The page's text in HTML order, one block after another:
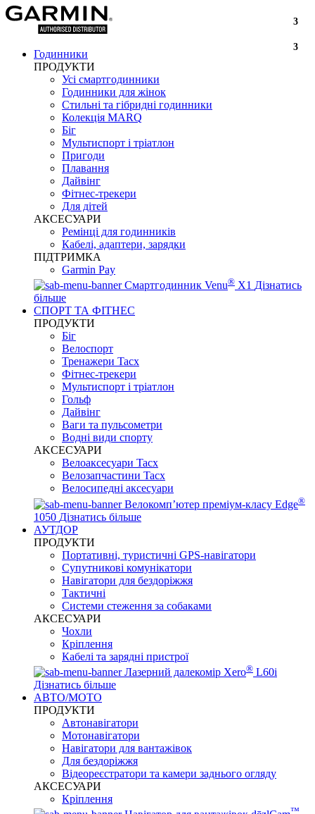
Годинники
ПРОДУКТИ
Усі смартгодинники
Годинники для жінок
Стильні та гібридні годинники
Колекція MARQ
Біг
Мультиспорт і тріатлон
Пригоди
Плавання
Дайвінг
Фітнес-трекери
Для дітей
АКСЕСУАРИ
Ремінці для годинників
Кабелі, адаптери, зарядки
ПІДТРИМКА
Garmin Pay
Смартгодинник Venu® X1 Дізнатись
більше
СПОРТ ТА ФІТНЕС
ПРОДУКТИ
Біг
Велоспорт
Тренажери Tacx
Фітнес-трекери
Мультиспорт і тріатлон
Гольф
Дайвінг
Ваги та пульсометри
Водні види спорту
AKCЕСУАРИ
Велоаксесуари Tacx
Велозапчастини Tacx
Велосипедні аксесуари
Велокомп’ютер преміум-класу Edge®
1050 Дізнатись більше
АУТДОР
ПРОДУКТИ
Портативні, туристичні GPS-навігатори
Супутникові комунікатори
Навігатори для бездоріжжя
Тактичні
Системи стеження за собаками
АКСЕСУАРИ
Чохли
Кріплення
Кабелі та зарядні пристрої
Лазерний далекомір Xero® L60i
Дізнатись більше
АВТО/МОТО
ПРОДУКТИ
Автонавігатори
Мотонавігатори
Навігатори для вантажівок
Для бездоріжжя
Відеореєстратори та камери заднього огляду
АКСЕСУАРИ
Кріплення
™
3
3